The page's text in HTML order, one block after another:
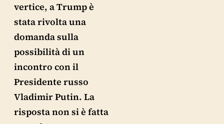
vertice, a Trump è
stata rivolta una
domanda sulla
possibilità di un
incontro con il
Presidente russo
Vladimir Putin. La
risposta non si è fatta